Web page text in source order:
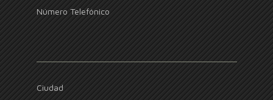
Número Telefónico
Ciudad